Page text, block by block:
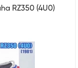
RZ350 (4U0)